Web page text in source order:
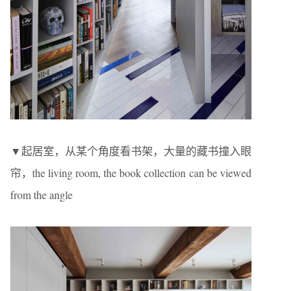
▼起居室，从某个角度看书架，大量的藏书撞入眼
帘，the living room, the book collection can be viewed
from the angle